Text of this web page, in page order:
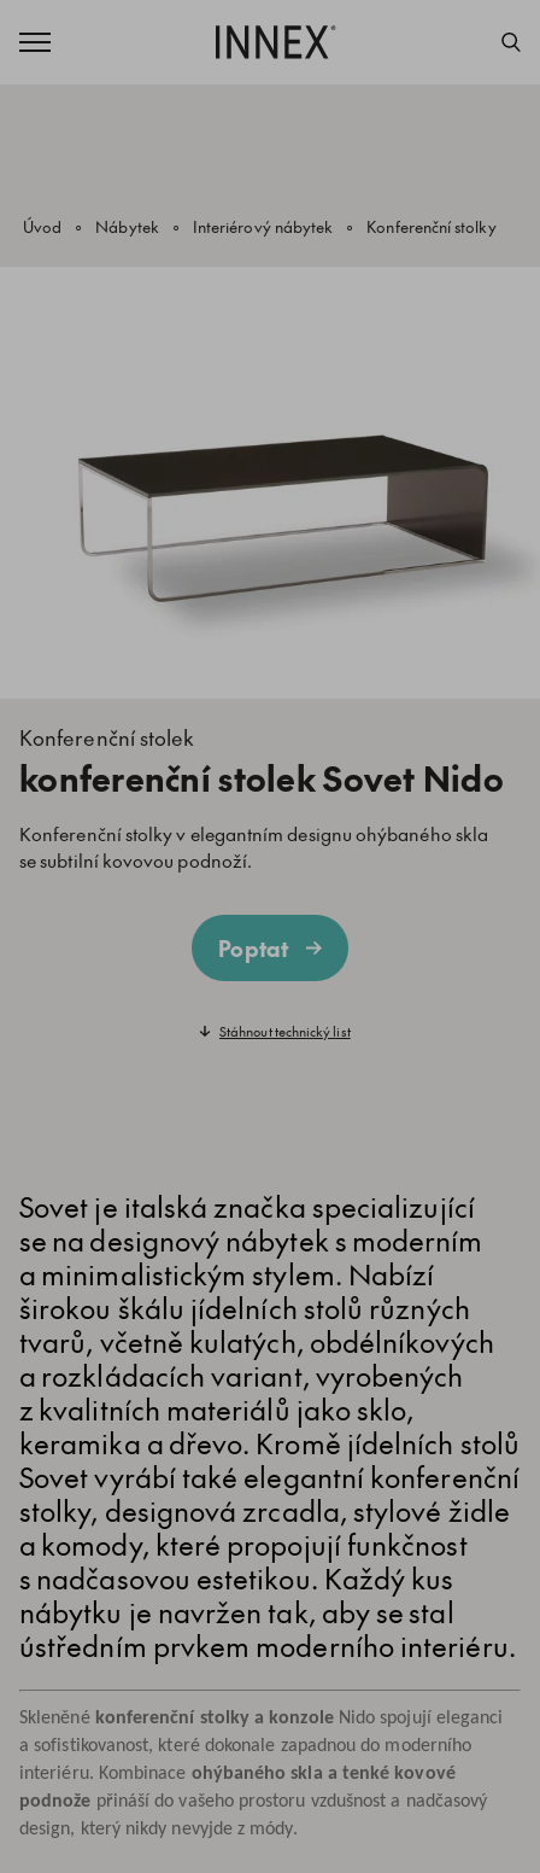
Úvod Nábytek Interiérový nábytek Konferenční stolky
Konferenční stolek
konferenční stolek Sovet Nido
Konferenční stolky v elegantním designu ohýbaného skla
se subtilní kovovou podnoží.
Poptat
Stáhnout technický list
Sovet je italská značka specializující
se na designový nábytek s moderním
a minimalistickým stylem. Nabízí
širokou škálu jídelních stolů různých
tvarů, včetně kulatých, obdélníkových
a rozkládacích variant, vyrobených
z kvalitních materiálů jako sklo,
keramika a dřevo. Kromě jídelních stolů
Sovet vyrábí také elegantní konferenční
stolky, designová zrcadla, stylové židle
a komody, které propojují funkčnost
s nadčasovou estetikou. Každý kus
nábytku je navržen tak, aby se stal
ústředním prvkem moderního interiéru.
Skleněné konferenční stolky a konzoleNido spojují eleganci
a sofistikovanost, které dokonale zapadnou do moderního
interiéru. Kombinace ohýbaného skla a tenké kovové
podnože přináší do vašeho prostoru vzdušnost a nadčasový
design, který nikdy nevyjde z módy.